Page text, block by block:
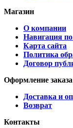
Магазин
О компании
Навигация
Карта сайта
Политика
Договор
Оформление заказа
Доставка и
Возврат
Контакты